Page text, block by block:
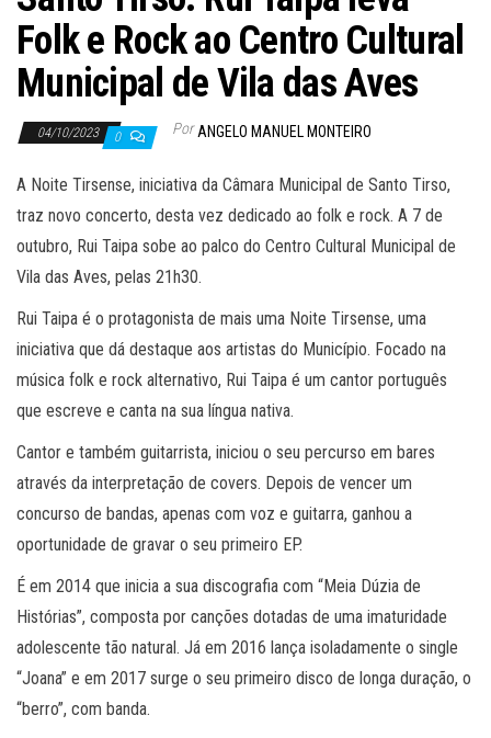
Folk e Rock ao Centro Cultural
Municipal de Vila das Aves
04/10/2023 0 Por ANGELO MANUEL MONTEIRO
A Noite Tirsense, iniciativa da Câmara Municipal de Santo Tirso,
traz novo concerto, desta vez dedicado ao folk e rock. A 7 de
outubro, Rui Taipa sobe ao palco do Centro Cultural Municipal de
Vila das Aves, pelas 21h30.
Rui Taipa é o protagonista de mais uma Noite Tirsense, uma
iniciativa que dá destaque aos artistas do Município. Focado na
música folk e rock alternativo, Rui Taipa é um cantor português
que escreve e canta na sua língua nativa.
Cantor e também guitarrista, iniciou o seu percurso em bares
através da interpretação de covers. Depois de vencer um
concurso de bandas, apenas com voz e guitarra, ganhou a
oportunidade de gravar o seu primeiro EP.
É em 2014 que inicia a sua discografia com “Meia Dúzia de
Histórias”, composta por canções dotadas de uma imaturidade
adolescente tão natural. Já em 2016 lança isoladamente o single
“Joana” e em 2017 surge o seu primeiro disco de longa duração, o
“berro”, com banda.